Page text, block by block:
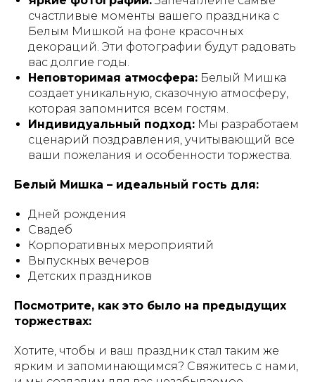
счастливые моменты вашего праздника с
Белым Мишкой на фоне красочных
декораций. Эти фотографии будут радовать
вас долгие годы.
Неповторимая атмосфера: Белый Мишка
создает уникальную, сказочную атмосферу,
которая запомнится всем гостям.
Индивидуальный подход: Мы разработаем
сценарий поздравления, учитывающий все
ваши пожелания и особенности торжества.
Белый Мишка – идеальный гость для:
Дней рождения
Свадеб
Корпоративных мероприятий
Выпускных вечеров
Детских праздников
Посмотрите, как это было на предыдущих
торжествах:
Хотите, чтобы и ваш праздник стал таким же
ярким и запоминающимся? Свяжитесь с нами,